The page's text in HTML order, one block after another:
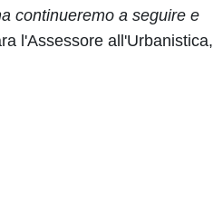
continueremo a seguire e
l'Assessore all'Urbanistica,